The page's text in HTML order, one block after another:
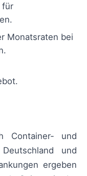
für
Monatsraten bei
Container‑ und
und
ergeben